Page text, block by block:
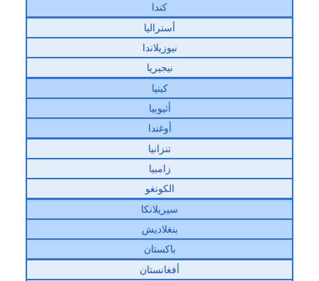
كندا
أستراليا
نيوزيلاندا
نيجيريا
كينيا
أثيوبيا
أوغندا
تنزانيا
زامبيا
الكونغو
سيريلانكا
بنغلاديش
باكستان
أفغانستان